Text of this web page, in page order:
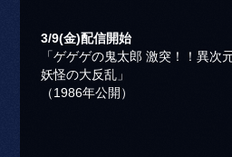
3/9(金)配信開始
「ゲゲゲの鬼太郎 激突！！異次
妖怪の大反乱」
（1986年公開）